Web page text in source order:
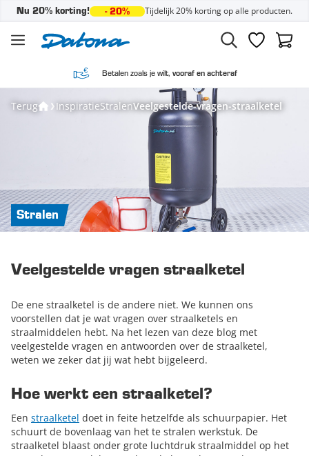
Nu 20% korting! - 20% Tijdelijk 20% korting op alle producten.
Verlanglijst
Betalen zoals je wilt, vooraf en achteraf
Terug InspiratieStralenVeelgestelde-vragen-straalketel
Stralen
Veelgestelde vragen straalketel
De ene straalketel is de andere niet. We kunnen ons
voorstellen dat je wat vragen over straalketels en
straalmiddelen hebt. Na het lezen van deze blog met
veelgestelde vragen en antwoorden over de straalketel,
weten we zeker dat jij wat hebt bijgeleerd.
Hoe werkt een straalketel?
Een straalketel doet in feite hetzelfde als schuurpapier. Het
schuurt de bovenlaag van het te stralen werkstuk. De
straalketel blaast onder grote luchtdruk straalmiddel op het